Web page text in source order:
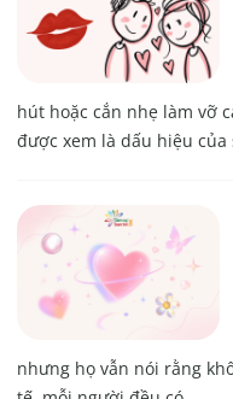
hút hoặc cắn nhẹ làm vỡ
được xem là dấu hiệu của
nhưng họ vẫn nói rằng